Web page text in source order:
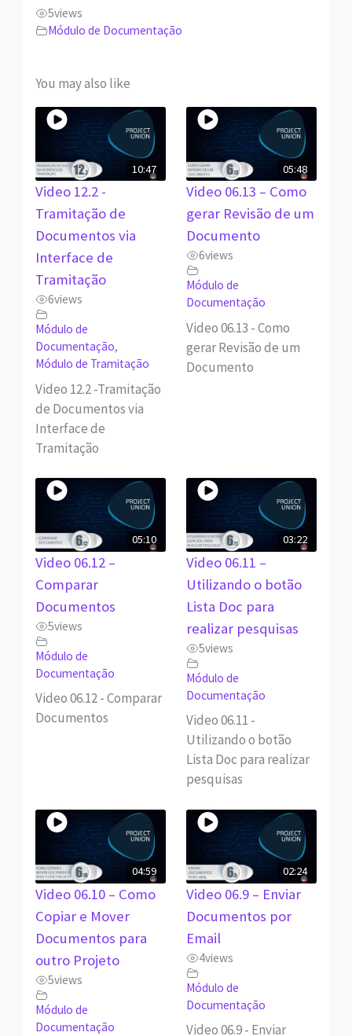
5views
Módulo de Documentação
You may also like
10:47
Video 12.2 -
Tramitação de
Documentos via
Interface de
Tramitação
6views
Módulo de
Documentação,
Módulo de Tramitação
Video 12.2 -Tramitação
de Documentos via
Interface de
Tramitação
05:48
Video 06.13 – Como
gerar Revisão de um
Documento
6views
Módulo de
Documentação
Video 06.13 - Como
gerar Revisão de um
Documento
05:10
Video 06.12 –
Comparar
Documentos
5views
Módulo de
Documentação
Video 06.12 - Comparar
Documentos
03:22
Video 06.11 –
Utilizando o botão
Lista Doc para
realizar pesquisas
5views
Módulo de
Documentação
Video 06.11 -
Utilizando o botão
Lista Doc para realizar
pesquisas
04:59
Video 06.10 – Como
Copiar e Mover
Documentos para
outro Projeto
5views
Módulo de
Documentação
02:24
Video 06.9 – Enviar
Documentos por
Email
4views
Módulo de
Documentação
Video 06.9 - Enviar